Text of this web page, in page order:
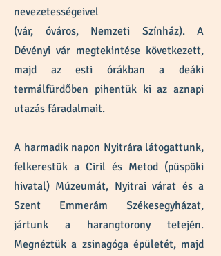
nevezetességeivel
(vár, óváros, Nemzeti Színház). A
Dévényi vár megtekintése következett,
majd az esti órákban a deáki
termálfürdőben pihentük ki az aznapi
utazás fáradalmait.
A harmadik napon Nyitrára látogattunk,
felkerestük a Ciril és Metod (püspöki
hivatal) Múzeumát, Nyitrai várat és a
Szent Emmerám Székesegyházat,
jártunk a harangtorony tetején.
Megnéztük a zsinagóga épületét, majd